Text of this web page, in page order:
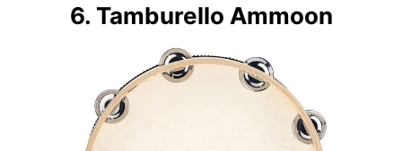
6. Tamburello Ammoon